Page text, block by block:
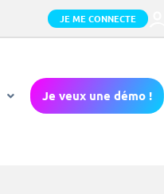
JE ME CONNECTE
Je veux une démo !